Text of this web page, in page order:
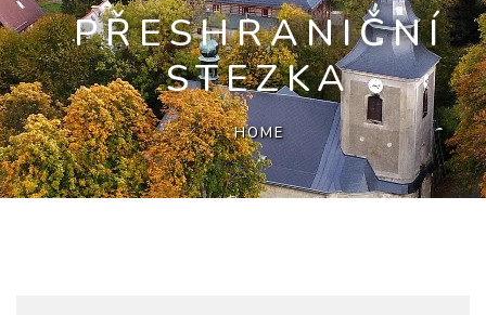
PŘESHRANIČNÍ
STEZKA
HOME